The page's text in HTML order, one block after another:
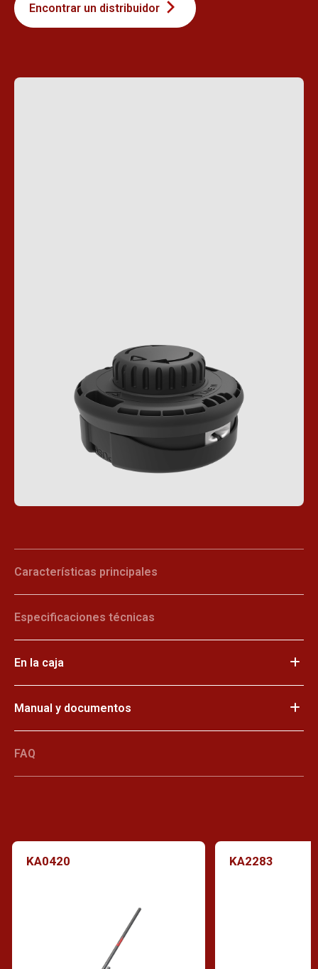
Encontrar un distribuidor
Características principales
Especificaciones técnicas
En la caja
Manual y documentos
FAQ
KA0420 KA2283